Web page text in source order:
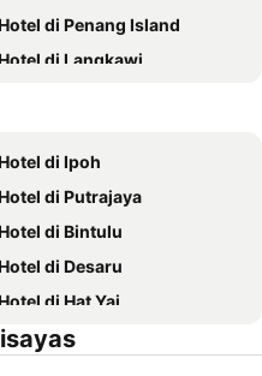
di Penang Island
di Langkawi
di Ipoh
di Putrajaya
di Bintulu
di Desaru
di Hat Yai
di Miri